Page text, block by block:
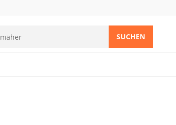
SUCHEN